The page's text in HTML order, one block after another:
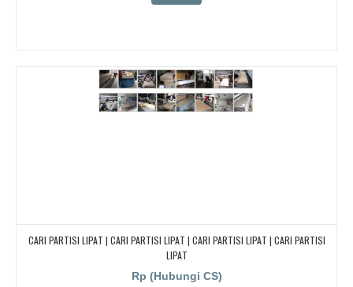
CARI PARTISI LIPAT | CARI PARTISI LIPAT | CARI PARTISI LIPAT | CARI PARTISI
LIPAT
Rp (Hubungi CS)